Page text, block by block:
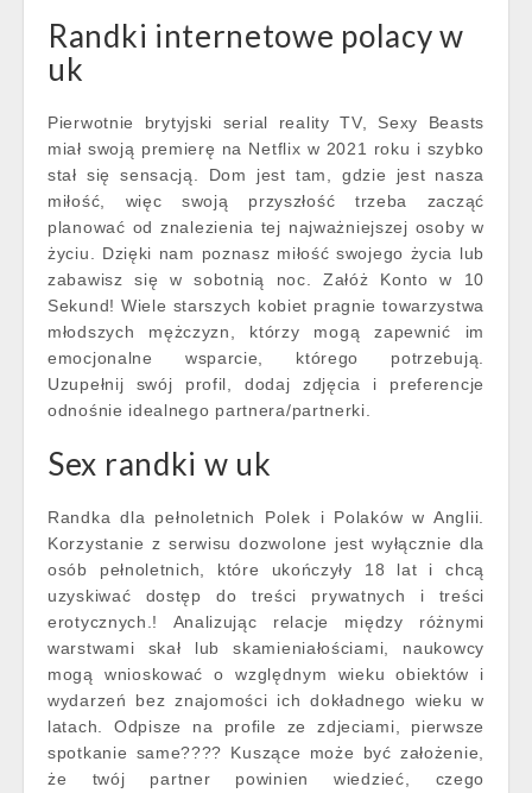
Randki internetowe polacy w
uk
Pierwotnie brytyjski serial reality TV, Sexy Beasts
miał swoją premierę na Netflix w 2021 roku i szybko
stał się sensacją. Dom jest tam, gdzie jest nasza
miłość, więc swoją przyszłość trzeba zacząć
planować od znalezienia tej najważniejszej osoby w
życiu. Dzięki nam poznasz miłość swojego życia lub
zabawisz się w sobotnią noc. Załóż Konto w 10
Sekund! Wiele starszych kobiet pragnie towarzystwa
młodszych mężczyzn, którzy mogą zapewnić im
emocjonalne wsparcie, którego potrzebują.
Uzupełnij swój profil, dodaj zdjęcia i preferencje
odnośnie idealnego partnera/partnerki.
Sex randki w uk
Randka dla pełnoletnich Polek i Polaków w Anglii.
Korzystanie z serwisu dozwolone jest wyłącznie dla
osób pełnoletnich, które ukończyły 18 lat i chcą
uzyskiwać dostęp do treści prywatnych i treści
erotycznych.! Analizując relacje między różnymi
warstwami skał lub skamieniałościami, naukowcy
mogą wnioskować o względnym wieku obiektów i
wydarzeń bez znajomości ich dokładnego wieku w
latach. Odpisze na profile ze zdjeciami, pierwsze
spotkanie same???? Kuszące może być założenie,
że twój partner powinien wiedzieć, czego